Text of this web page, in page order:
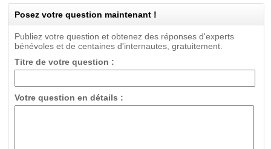
Posez votre question maintenant !
Publiez votre question et obtenez des réponses d'experts
bénévoles et de centaines d'internautes, gratuitement.
Titre de votre question :
Votre question en détails :